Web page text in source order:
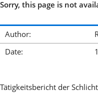
Sorry, this page is not
Author:
Date:
Tätigkeitsbericht der